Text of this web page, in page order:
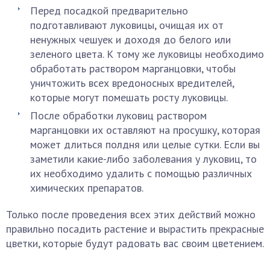
Перед посадкой предварительно
подготавливают луковицы, очищая их от
ненужных чешуек и доходя до белого или
зеленого цвета. К тому же луковицы необходимо
обработать раствором марганцовки, чтобы
уничтожить всех вредоносных вредителей,
которые могут помешать росту луковицы.
После обработки луковиц раствором
марганцовки их оставляют на просушку, которая
может длиться полдня или целые сутки. Если вы
заметили какие-либо заболевания у луковиц, то
их необходимо удалить с помощью различных
химических препаратов.
Только после проведения всех этих действий можно
правильно посадить растение и вырастить прекрасные
цветки, которые будут радовать вас своим цветением.